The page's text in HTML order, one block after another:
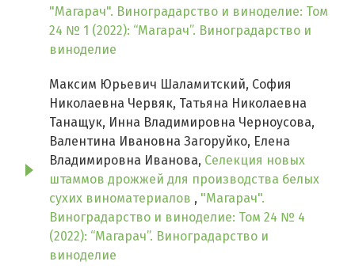
"Магарач". Виноградарство и виноделие: Том
24 № 1 (2022): “Магарач”. Виноградарство и
виноделие
Максим Юрьевич Шаламитский, София
Николаевна Червяк, Татьяна Николаевна
Танащук, Инна Владимировна Черноусова,
Валентина Ивановна Загоруйко, Елена
Владимировна Иванова, Селекция новых
штаммов дрожжей для производства белых
сухих виноматериалов , "Магарач".
Виноградарство и виноделие: Том 24 № 4
(2022): “Магарач”. Виноградарство и
виноделие